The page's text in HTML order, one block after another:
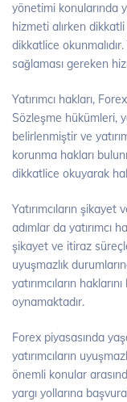
yönetimi konularında
hizmeti alırken
dikkatlice okunmalıdır.
sağlaması gereken
Yatırımcı hakları,
Sözleşme hükümleri,
belirlenmiştir ve
korunma hakları
dikkatlice okuyarak
Yatırımcıların
adımlar da yatırımcı
şikayet ve itiraz
uyuşmazlık
yatırımcıların
oynamaktadır.
Forex piyasasında
yatırımcıların
önemli konular
yargı yollarına